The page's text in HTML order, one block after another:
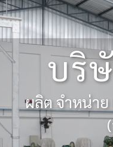
ทนทาน ไม่เป็